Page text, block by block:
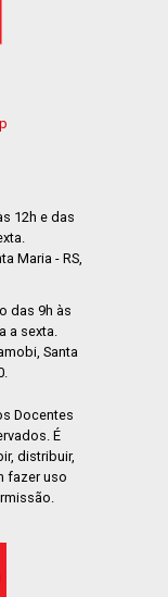
12h e das
Maria - RS,
das 9h às
a sexta.
Santa
Docentes
É
distribuir,
fazer uso